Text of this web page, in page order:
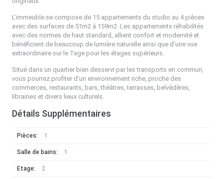
L’immeuble se compose de 15 appartements du studio au 4 pièces
avec des surfaces de 51m2 à 159m2. Les appartements réhabilités
avec des normes de haut standard, allient confort et modernité et
bénéficient de beaucoup de lumière naturelle ainsi que d’une vue
extraordinaire sur le Tage pour les étages supérieurs.
Situé dans un quartier bien desservi par les transports en commun,
vous pourrez profiter d’un environnement riche, proche des
commerces, restaurants, bars, théâtres, terrasses, belvédères,
librairies et divers lieux culturels.
Détails Supplémentaires
Pièces: 1
Salle de bains: 1
Etage: 2